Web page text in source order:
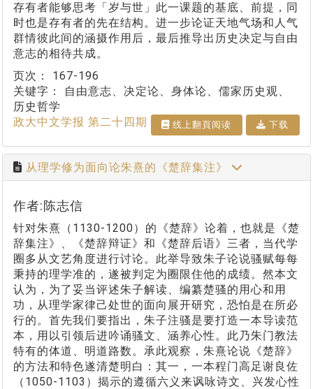
存有者能够思考「岁与世」此一课题的基底、前提，同
时也是存有者的先在结构。进一步论证天地气场和人气
群情彼此间的涵摄作用后，最后推导出历史决定与自由
意志的相待共成。
页次： 167-196
关键字：
自由意志、决定论、身体论、儒家历史观、
历史哲学
政大中文学报 第二十四期
线上翻⾴阅读 下载
从理学修为面向论朱熹的《楚辞集注》
作者:陈志信
针对朱熹（1130-1200）的《楚辞》论着，也就是《楚
辞集注》、《楚辞辩证》和《楚辞后语》三者，当代学
圈多从文艺角度进行讨论。此举导致朱子论说骚赋每每
秉持的理学准的，遂被判定为圈限住他的成绩。然本文
认为，为了妥当评述朱子解读、编纂楚骚的用心和用
功，从理学家律己处世的面向展开研究，恐怕是在所必
行的。首先我们要指出，朱子注骚是要打造一本导读范
本，用以引领后进吟诵骚文、涵养心性。此乃朱门教法
特有的体道、明道路数。承此观察，朱熹论说《楚辞》
的方法和特色遂清楚明白：其一，一本程门高足谢良佐
（1050-1103）揭示的遵循六义来讽咏诗文、兴发心性